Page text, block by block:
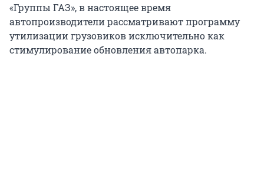
«Группы ГАЗ», в настоящее время
автопроизводители рассматривают программу
утилизации грузовиков исключительно как
стимулирование обновления автопарка.